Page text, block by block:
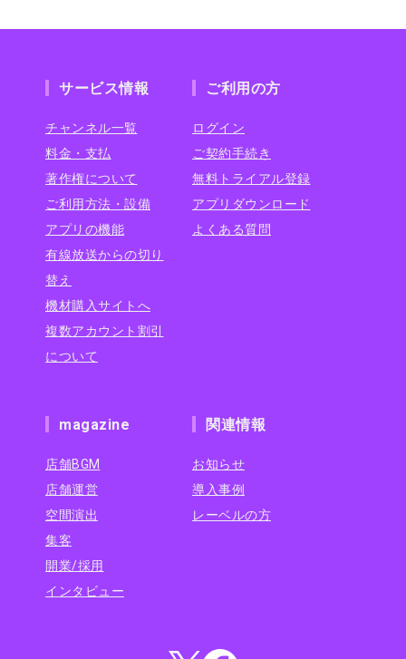
サービス情報
チャンネル一覧
料金・支払
著作権について
ご利用方法・設備
アプリの機能
有線放送からの切り
替え
機材購入サイトへ
複数アカウント割引
について
ご利用の方
ログイン
ご契約手続き
無料トライアル登録
アプリダウンロード
よくある質問
magazine
店舗BGM
店舗運営
空間演出
集客
開業/採用
インタビュー
関連情報
お知らせ
導入事例
レーベルの方